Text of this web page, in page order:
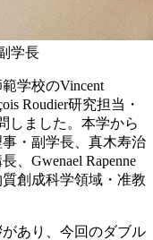
学長
学校のVincent
Roudier研究担当・
しました。本学から
・副学長、真木寿治
、Gwenael Rapenne
創成科学領域・准教
あり、今回のダブル